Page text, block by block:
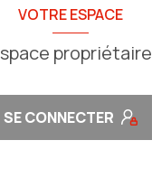
VOTRE ESPACE
propriétaire
SE CONNECTER